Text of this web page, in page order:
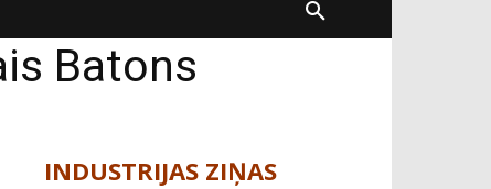
Batons
INDUSTRIJAS ZIŅAS